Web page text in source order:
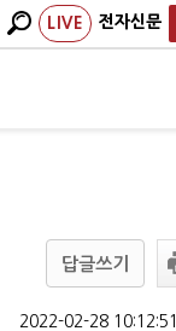
LIVE 전자신문
답글쓰기
2022-02-28 10:12:51